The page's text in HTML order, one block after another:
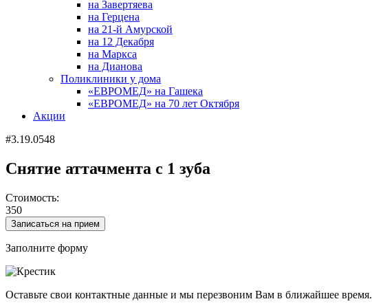
на Завертяева
на Герцена
на 21-й Амурской
на 12 Декабря
на Маркса
на Дианова
Поликлиники у дома
«ЕВРОМЕД» на Гашека
«ЕВРОМЕД» на 70 лет Октября
Акции
#3.19.0548
Снятие аттачмента с 1 зуба
Стоимость:
350
Записаться на прием
Заполните форму
Оставьте свои контактные данные и мы перезвоним Вам в ближайшее время.